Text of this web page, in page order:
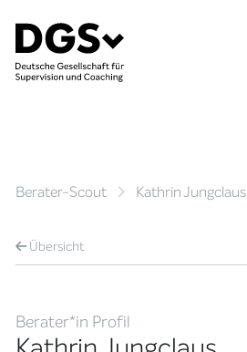
Berater-Scout Kathrin Jungclaus
Übersicht
Berater*in Profil